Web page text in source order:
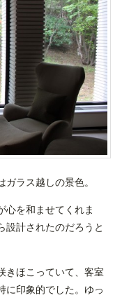
ラス越しの景色。
心を和ませてくれま
設計されたのだろうと
きほこっていて、客室
に印象的でした。ゆっ